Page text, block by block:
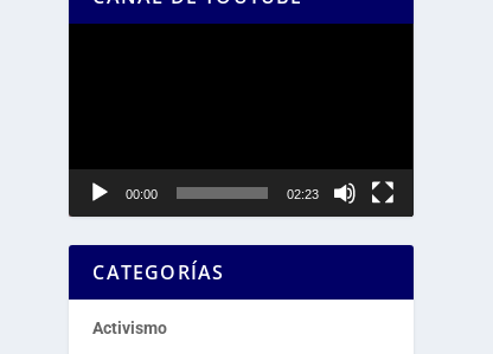
00:00 02:23
CATEGORÍAS
Activismo